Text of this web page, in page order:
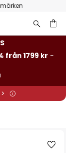
från 1799 kr -